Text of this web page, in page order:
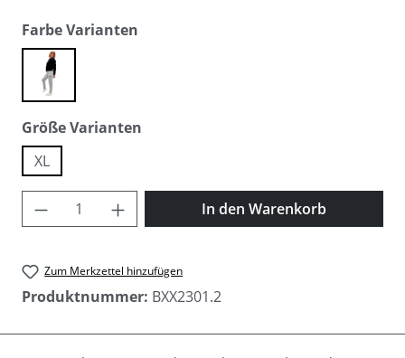
Farbe Varianten
grey
Größe Varianten
XL
Produkt Anzahl: Gib den gewünschten
In den Warenkorb
Zum Merkzettel hinzufügen
Produktnummer: BXX2301.2